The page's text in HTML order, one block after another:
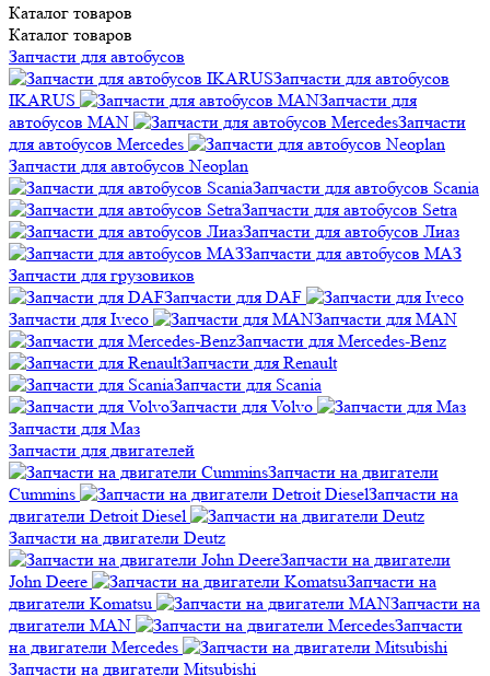
Каталог товаров
Каталог товаров
Запчасти для автобусов
Запчасти для автобусов
IKARUS
Запчасти для
автобусов MAN
Запчасти
для автобусов Mercedes
Запчасти для автобусов Neoplan
Запчасти для автобусов Scania
Запчасти для автобусов Setra
Запчасти для автобусов Лиаз
Запчасти для автобусов МАЗ
Запчасти для грузовиков
Запчасти для DAF
Запчасти для Iveco
Запчасти для MAN
Запчасти для Mercedes-Benz
Запчасти для Renault
Запчасти для Scania
Запчасти для Volvo
Запчасти для Маз
Запчасти для двигателей
Запчасти на двигатели
Cummins
Запчасти на
двигатели Detroit Diesel
Запчасти на двигатели Deutz
Запчасти на двигатели
John Deere
Запчасти на
двигатели Komatsu
Запчасти на
двигатели MAN
Запчасти
на двигатели Mercedes
Запчасти на двигатели Mitsubishi